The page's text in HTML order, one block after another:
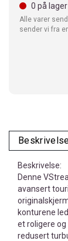
0 på
Alle varer
sender vi fra
Beskrivelse:
Denne
avansert
konturene
et roligere
redusert